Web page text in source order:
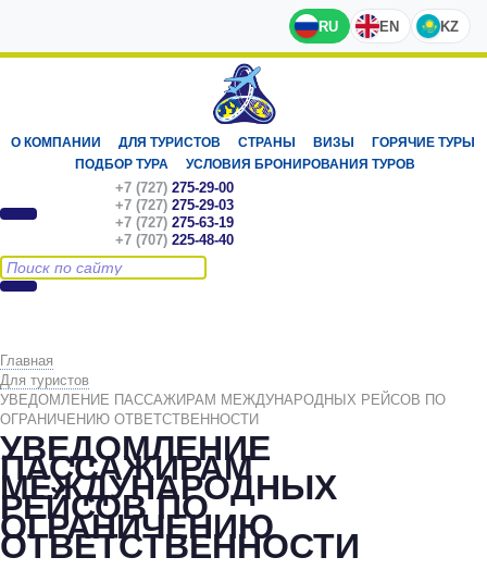
RU EN KZ
О КОМПАНИИ ДЛЯ ТУРИСТОВ СТРАНЫ ВИЗЫ
ГОРЯЧИЕ ТУРЫ
ПОДБОР ТУРА
УСЛОВИЯ БРОНИРОВАНИЯ ТУРОВ
+7 (727) 275-29-00
+7 (727) 275-29-03
+7 (727) 275-63-19
+7 (707) 225-48-40
Главная
Для туристов
УВЕДОМЛЕНИЕ ПАССАЖИРАМ МЕЖДУНАРОДНЫХ РЕЙСОВ ПО
ОГРАНИЧЕНИЮ ОТВЕТСТВЕННОСТИ
УВЕДОМЛЕНИЕ
ПАССАЖИРАМ
МЕЖДУНАРОДНЫХ
РЕЙСОВ ПО
ОГРАНИЧЕНИЮ
ОТВЕТСТВЕННОСТИ